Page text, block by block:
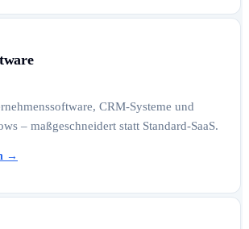
CRM-Systeme und
– maßgeschneidert statt Standard-SaaS.
→